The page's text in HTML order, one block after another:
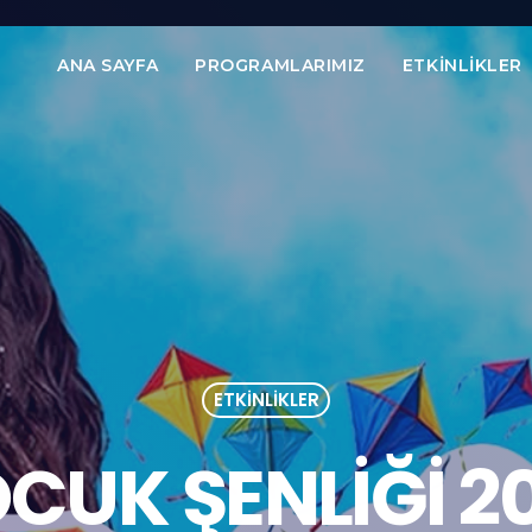
ANA SAYFA PROGRAMLARIMIZ ETKINLIKLER
ETKINLIKLER
ŞENLIĞI